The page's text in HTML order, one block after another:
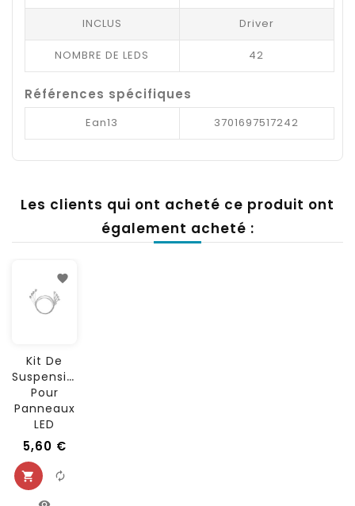
INCLUS Driver
NOMBRE DE LEDS 42
Références spécifiques
Ean13 3701697517242
Les clients qui ont acheté ce produit ont
également acheté :
Kit De
Suspension
Pour
Panneaux
LED
5,60 €